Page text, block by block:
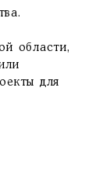
области,
для